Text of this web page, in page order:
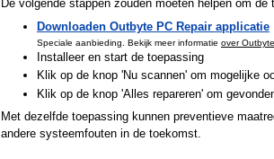
De volgende stappen zouden moeten helpen om
Downloaden Outbyte PC Repair applicatie
Speciale aanbieding. Bekijk meer informatie over Outbyte
Installeer en start de toepassing
Klik op de knop 'Nu scannen' om mogelijke
Klik op de knop 'Alles repareren' om
Met dezelfde toepassing kunnen preventieve
andere systeemfouten in de toekomst.